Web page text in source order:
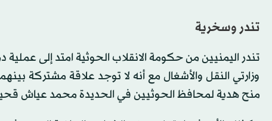
تندر وسخرية
تندر اليمنيين من حكومة الانقلاب الحوثية امتد إلى
وزارتي النقل والأشغال مع أنه لا توجد علاقة مشتركة
منح هدية لمحافظ الحوثيين في الحديدة محمد عياش